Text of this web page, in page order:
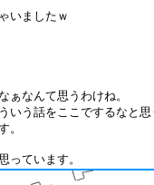
いましたｗ
ぁなんて思うわけね。
う話をここでするなと思
。
っています。